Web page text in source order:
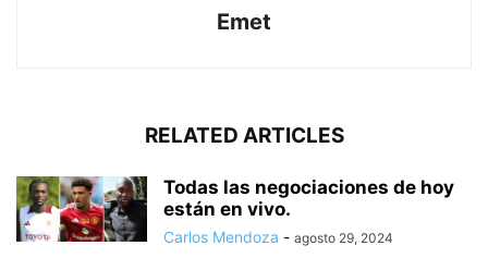
Emet
RELATED ARTICLES
Todas las negociaciones de hoy
están en vivo.
Carlos Mendoza - agosto 29, 2024